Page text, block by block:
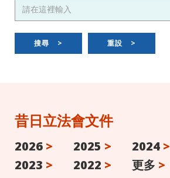
搜尋 > 重設 >
昔日立法會文件
2026 > 2025 > 2024 >
2023 > 2022 > 更多 >